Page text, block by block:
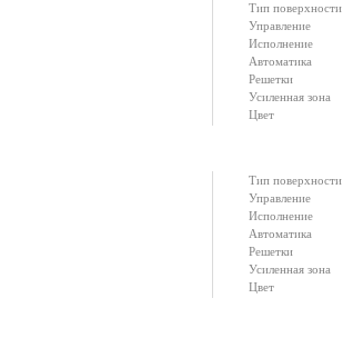
Тип поверхности
Управление
Исполнение
Автоматика
Решетки
Усиленная зона
Цвет
Тип поверхности
Управление
Исполнение
Автоматика
Решетки
Усиленная зона
Цвет